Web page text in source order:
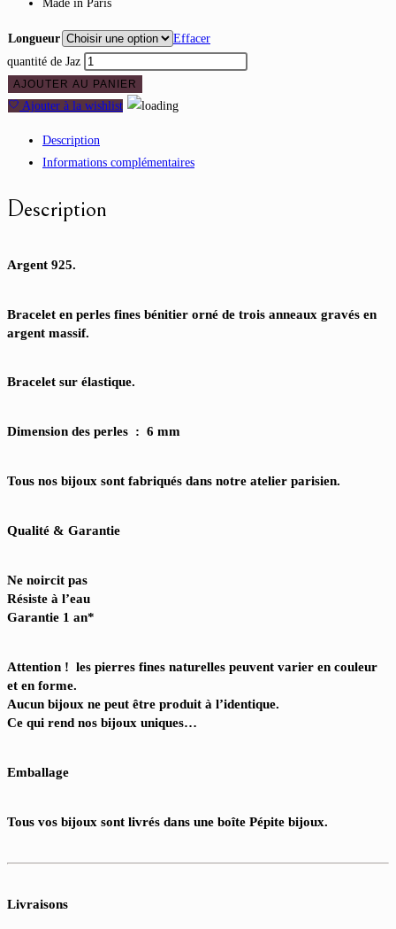
Made in Paris
Longueur
Effacer
quantité de Jaz
AJOUTER AU PANIER
Ajouter à la wishlist
Description
Informations complémentaires
Description
Argent 925.
Bracelet en perles fines bénitier orné de trois anneaux gravés en
argent massif.
Bracelet sur élastique.
Dimension des perles : 6 mm
Tous nos bijoux sont fabriqués dans notre atelier parisien.
Qualité & Garantie
Ne noircit pas
Résiste à l’eau
Garantie 1 an*
Attention ! les pierres fines naturelles peuvent varier en couleur
et en forme.
Aucun bijoux ne peut être produit à l’identique.
Ce qui rend nos bijoux uniques…
Emballage
Tous vos bijoux sont livrés dans une boîte Pépite bijoux.
Livraisons